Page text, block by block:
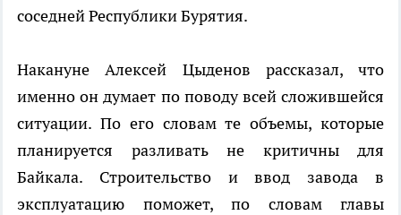
соседней Республики Бурятия.
Накануне Алексей Цыденов рассказал, что
именно он думает по поводу всей сложившейся
ситуации. По его словам те объемы, которые
планируется разливать не критичны для
Байкала. Строительство и ввод завода в
эксплуатацию поможет, по словам главы